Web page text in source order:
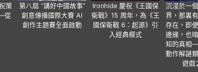
策
從
第八屆 “講好中國故事”
創意傳播國際大賽 AI
創作主題賽全面啟動
Ironhide 慶祝《王國保
衛戰》15 周年，為《王
國保衛戰 6：起源》引
入經典模式
沉浸於一
界，那裏
存在，即
邊緣，也
知的真相
動作解謎
遊戲